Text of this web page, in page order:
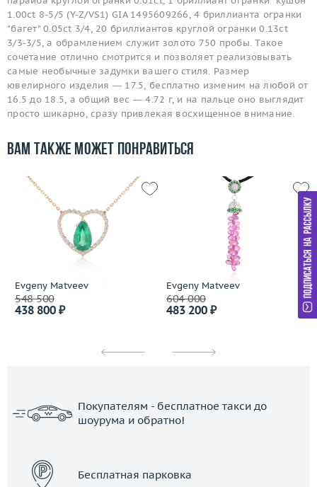
1.00ct 8-5/5 (Y-Z/VS1) GIA 1495609266, 4 бриллианта огранки
"багет" 0.05ct 3/4, 20 бриллиантов круглой огранки 0.13ct
3/3-3/5, а обрамлением служит золото 750 пробы. Такое
сочетание отлично смотрится и позволяет реализовывать
самые необычные задумки вашего стиля. Размер
ювелирного изделия — 17.5, бесплатно изменим на любой от
16.5 до 18.5, а общий вес — 4.72 г, и на пальце оно выглядит
просто шикарно, сразу привлекая восхищенное внимание.
Вам также может понравиться
Evgeny Matveev
548 500
438 800 ₽
Evgeny Matveev
604 000
483 200 ₽
Покупателям - бесплатное такси до
шоурума и обратно!
Бесплатная парковка